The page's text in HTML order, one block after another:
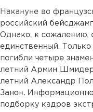
Накануне во
российский
Однако, к сожалению,
единственный.
погибли четыре
летний Армин
летний Александр
Занон.
подборку кадров